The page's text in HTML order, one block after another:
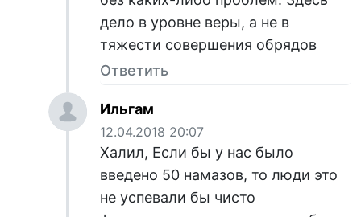
дело в уровне веры, а не в
тяжести совершения обрядов
Ответить
Ильгам
12.04.2018 20:07
Халил, Если бы у нас было
введено 50 намазов, то люди это
не успевали бы чисто